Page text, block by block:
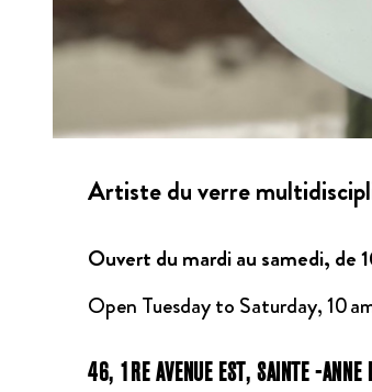
Artiste du verre
Ouvert du mardi au samedi, de
Open Tuesday to Saturday, 10
46, 1RE AVENUE EST, SAINTE -ANNE